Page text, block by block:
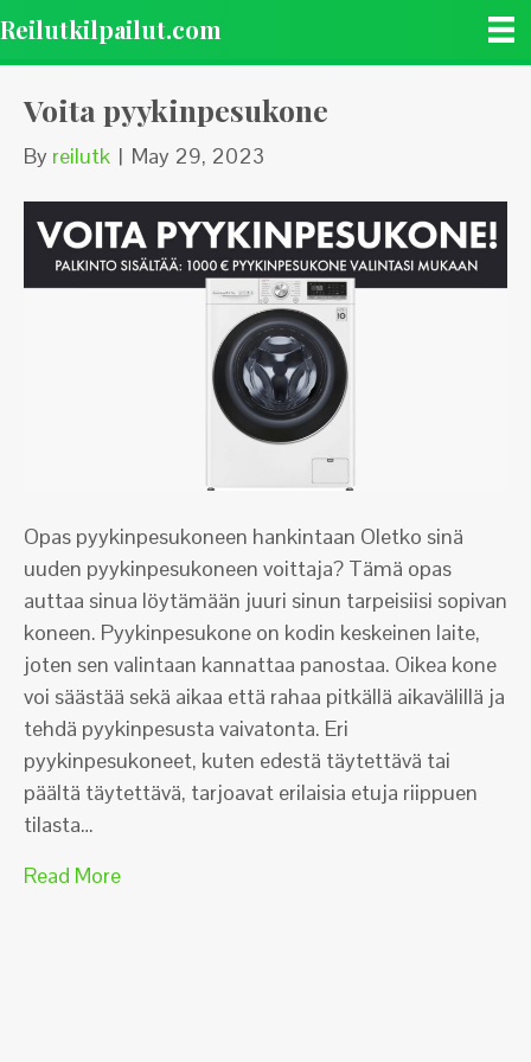
Reilutkilpailut.com
Voita pyykinpesukone
By reilutk | May 29, 2023
Opas pyykinpesukoneen hankintaan Oletko sinä
uuden pyykinpesukoneen voittaja? Tämä opas
auttaa sinua löytämään juuri sinun tarpeisiisi sopivan
koneen. Pyykinpesukone on kodin keskeinen laite,
joten sen valintaan kannattaa panostaa. Oikea kone
voi säästää sekä aikaa että rahaa pitkällä aikavälillä ja
tehdä pyykinpesusta vaivatonta. Eri
pyykinpesukoneet, kuten edestä täytettävä tai
päältä täytettävä, tarjoavat erilaisia etuja riippuen
tilasta…
Read More